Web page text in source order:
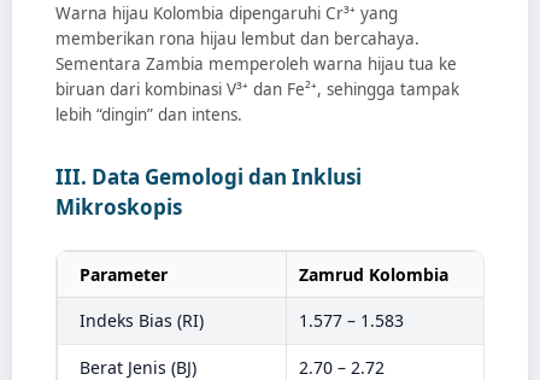
Warna hijau Kolombia dipengaruhi Cr³⁺ yang
memberikan rona hijau lembut dan bercahaya.
Sementara Zambia memperoleh warna hijau tua ke
biruan dari kombinasi V³⁺ dan Fe²⁺, sehingga tampak
lebih “dingin” dan intens.
III. Data Gemologi dan Inklusi
Mikroskopis
Parameter
Zamrud Kolombia
Indeks Bias (RI)
1.577 – 1.583
Berat Jenis (BJ) 2.70 – 2.72